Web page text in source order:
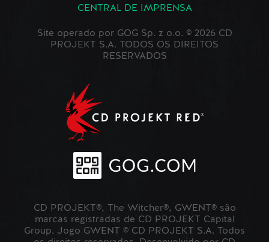
CENTRAL DE IMPRENSA
Site operado por GOG Sp. z o.o. © 2026 CD
PROJEKT S.A. TODOS OS DIREITOS
RESERVADOS
CD PROJEKT®, The Witcher®, GWENT® são
marcas registradas de CD PROJEKT Capital
Group. Jogo GWENT © CD PROJEKT S.A. Todos